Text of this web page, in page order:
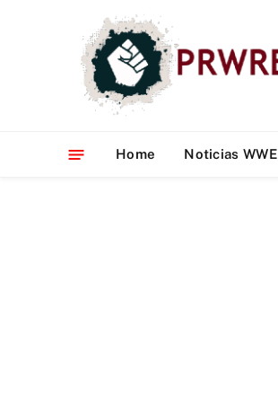
Home Noticias WWE